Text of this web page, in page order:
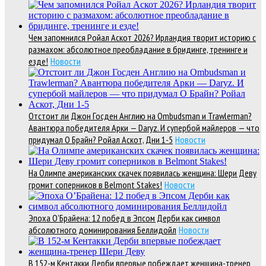
Чем запомнился Ройал Аскот 2026? Ирландия творит историю с
размахом: абсолютное преобладание в бридинге, тренинге и
езде! Новости
Отстоит ли Джон Госден Англию на Ombudsman и Trawlerman?
Авантюра победителя Арки — Daryz. И супербой майлеров — что
придумал О Брайн? Ройал Аскот, Дни 1-5 Новости
На Олимпе американских скачек появилась женщина: Шери Деву
громит соперников в Belmont Stakes! Новости
Эпоха О’Брайена: 12 побед в Эпсом Дерби как символ
абсолютного доминирования Беллидойл Новости
В 152-м Кентакки Дерби впервые побеждает женщина-тренер